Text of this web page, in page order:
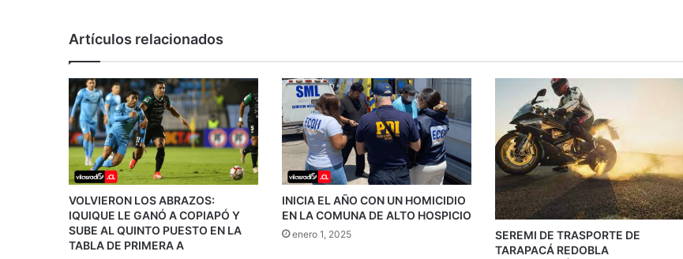
Artículos relacionados
VOLVIERON LOS ABRAZOS:
IQUIQUE LE GANÓ A COPIAPÓ Y
SUBE AL QUINTO PUESTO EN LA
TABLA DE PRIMERA A
INICIA EL AÑO CON UN HOMICIDIO
EN LA COMUNA DE ALTO HOSPICIO
enero 1, 2025
SEREMI DE TRASPORTE DE
TARAPACÁ REDOBLA